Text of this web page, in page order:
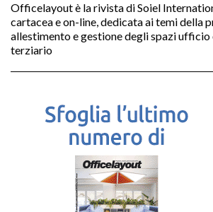
Officelayout è la rivista di Soiel
cartacea e on-line, dedicata ai temi della
allestimento e gestione degli spazi
terziario